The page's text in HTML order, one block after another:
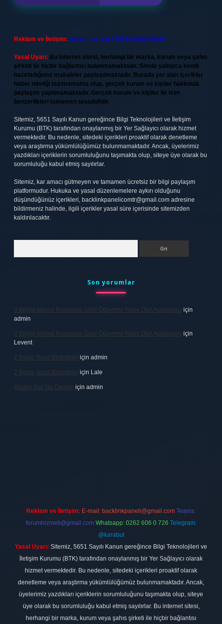
Reklam ve İletişim: Skype: live:.cid.575569c608265c69
Yasal Uyarı: Bu internet sitesi, herhangi bir marka, kurum veya şahıs
şirketi ile hiçbir bağlantısı bulunmamaktadır. Sitede yalnızca kendi
hazırladığımız makaleler paylaşılmaktadır. Burada yer alan içerikler
haber niteliği taşımamakta olup, gerçek kurum ve kişiler hakkında
paylaşım yapılmamaktadır. Gerçek kurum ve kişiler ile isim
benzerlikleri tamamen tesadüfidir.
Sitemiz, 5651 Sayılı Kanun gereğince Bilgi Teknolojileri ve İletişim
Kurumu (BTK) tarafından onaylanmış bir Yer Sağlayıcı olarak hizmet
vermektedir. Bu nedenle, sitedeki içerikleri proaktif olarak denetleme
veya araştırma yükümlülüğümüz bulunmamaktadır. Ancak, üyelerimiz
yazdıkları içeriklerin sorumluluğunu taşımakta olup, siteye üye olarak bu
sorumluluğu kabul etmiş sayılırlar.
Sitemiz, kar amacı gütmeyen ve tamamen ücretsiz bir bilgi paylaşım
platformudur. Hukuka ve yasal düzenlemelere aykırı olduğunu
düşündüğünüz içerikleri, backlinkpanelicomtr@gmail.com adresine
bildirmeniz halinde, ilgili içerikler yasal süre içerisinde sitemizden
kaldırılacaktır.
Son yorumlar
3 Bilgiyi Işleme Kuramına Göre Öğrenme Nasıl Olur Açıklayınız için
admin
3 Bilgiyi Işleme Kuramına Göre Öğrenme Nasıl Olur Açıklayınız için
Levent
2 Belge Nasıl Birleştirilir için admin
2 Belge Nasıl Birleştirilir için Lale
Baskın Alel Ne Demek için admin
Reklam ve İletişim: E-mail: backlinkpaneli@gmail.com Teams:
forumhizmeti@gmail.com Whatsapp: 0262 606 0 726 Telegram:
@karabul
Yasal Uyarı: Sitemiz, 5651 Sayılı Kanun gereğince Bilgi Teknolojileri ve
İletişim Kurumu (BTK) tarafından onaylanmış bir Yer Sağlayıcı olarak
hizmet vermektedir. Bu nedenle, sitedeki içerikleri proaktif olarak
denetleme veya araştırma yükümlülüğümüz bulunmamaktadır. Ancak,
üyelerimiz yazdıkları içeriklerin sorumluluğunu taşımakta olup, siteye
üye olarak bu sorumluluğu kabul etmiş sayılırlar. Bu internet sitesi,
herhangi bir marka, kurum veya şahıs şirketi ile hiçbir bağlantısı